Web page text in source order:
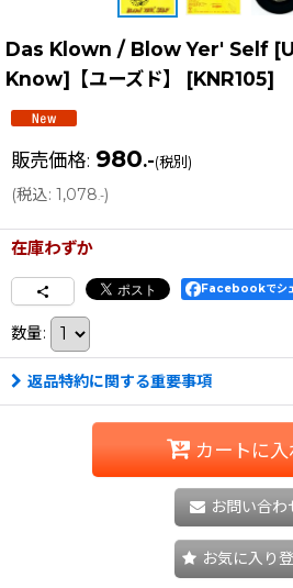
Das Klown / Blow Yer' Self
Know]【ユーズド】
[KNR105]
販売価格: 980.-(税別)
(税込: 1,078.-)
在庫わずか
Facebookでシ
数量:
返品特約に関する重要事項
カートに入
お問い合わ
お気に入り